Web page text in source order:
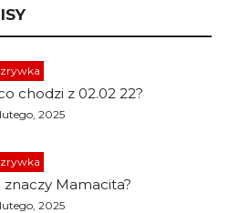
chodzi z 02.02 22?
2025
znaczy Mamacita?
2025